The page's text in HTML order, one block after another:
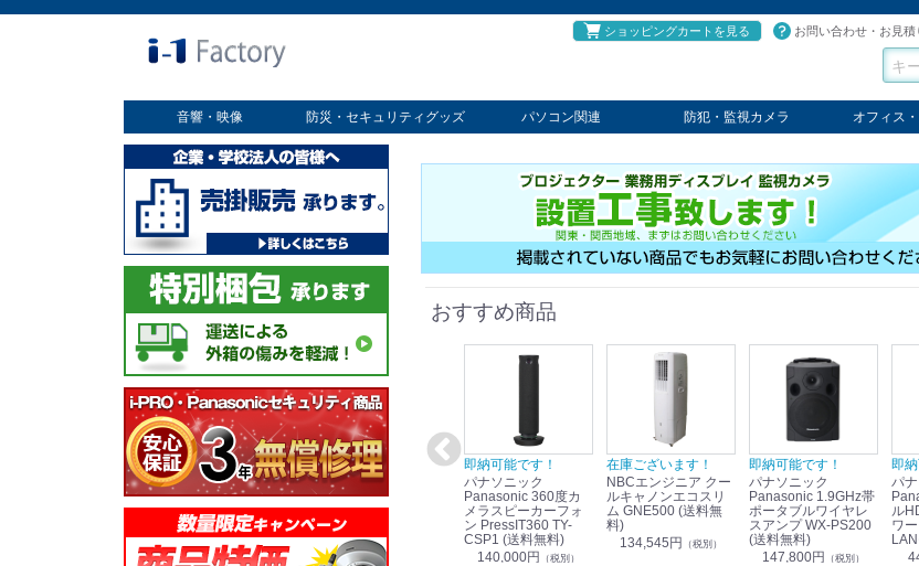
ショッピングカートを見る お問い合わせ・お見積
音響・映像
業務用ディスプレイ
プロジェクター
放送・業務用映像システム
書画カメラ
スクリーン
オプション
防災・セキュリティグッズ
セキュリティグッズ
防災グッズ
パソコン関連 防犯・監視カメラ オフィス
おすすめ商品
Panasonic i-PRO
2MP(1080p) 屋内 小
ー付きモデル WV-
S71301-F2L (送料無
（税別）
即納可能！
パナソニック
Panasonic i-PRO カ
メラ吊り下げ金具
WV-QSR501-WUX
(送料無料)
6,000円（税別）
在庫あり！送料無料！
パナソニック
Panasonic リモコン
マイク (10局用) WR-
210A (送料無料)
39,000円
即納可能です！
パナソニック
Panasonic 360度カ
メラスピーカーフォ
ン PressIT360 TY-
CSP1 (送料無料)
140,000円 （税別）
在庫ございます！
NBCエンジニア クー
ルキャノンエコスリ
ム GNE500 (送料無
料)
134,545円
（税別）
即納可能です！
パナソニック
Panasonic 1.9GHz帯
ポータブルワイヤレ
スアンプ WX-PS200
(送料無料)
147,800円 （税別）
即
パ
ル
ワ